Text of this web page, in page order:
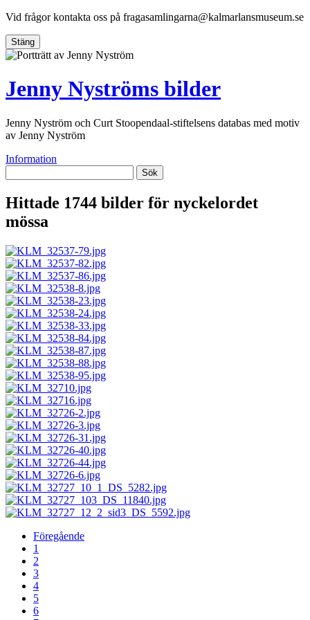
Vid frågor kontakta oss på fragasamlingarna@kalmarlansmuseum.se
Stäng
Jenny Nyströms bilder
Jenny Nyström och Curt Stoopendaal-stiftelsens databas med motiv
av Jenny Nyström
Information
Sök
Hittade 1744 bilder för nyckelordet
mössa
Föregående
1
2
3
4
5
6